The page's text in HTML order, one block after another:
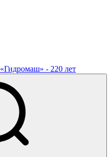
«Гидромаш» - 220 лет